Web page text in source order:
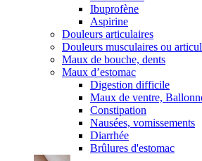
Ibuprofène
Aspirine
Douleurs articulaires
Douleurs musculaires ou
Maux de bouche, dents
Maux d’estomac
Digestion difficile
Maux de ventre,
Constipation
Nausées, vomissements
Diarrhée
Brûlures d'estomac